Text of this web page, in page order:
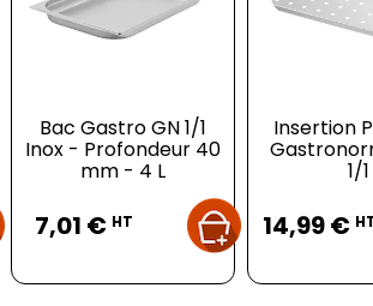
Bac Gastro GN 1/1
Inox - Profondeur 40
mm - 4 L
7,01 € HT
Insertion
1/1
14,99 €